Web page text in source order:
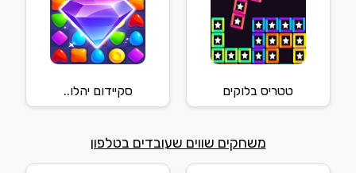
טטריס בלוקים סקיידום יהלו..
משחקים שווים שעובדים בטלפון